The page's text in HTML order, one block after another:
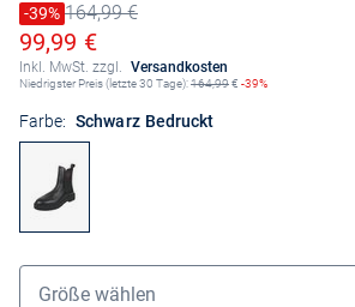
Preis reduziert um
-39%
Alter Preis164,99 €
Ermäßigter Preis
99,99 €
Inkl. MwSt. zzgl. Versandkosten
Niedrigster Preis (letzte 30 Tage):164,99€ -39%
Farbe: Schwarz Bedruckt
Größenauswahl
Größe wählen